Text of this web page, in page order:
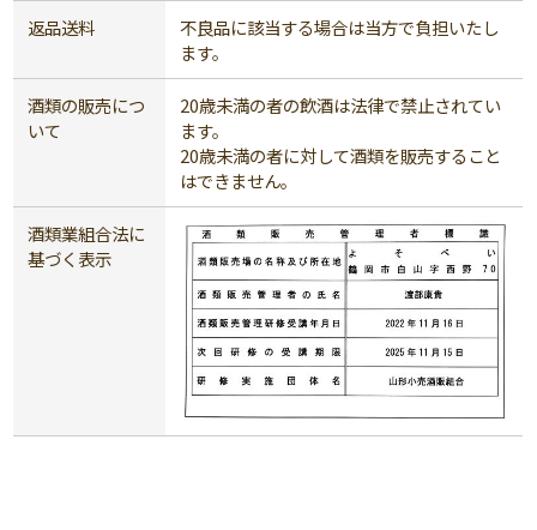
返品送料
不良品に該当する場合は当方で負担いたし
ます。
酒類の販売につ
いて
20歳未満の者の飲酒は法律で禁止されてい
ます。
20歳未満の者に対して酒類を販売すること
はできません。
酒類業組合法に
基づく表示